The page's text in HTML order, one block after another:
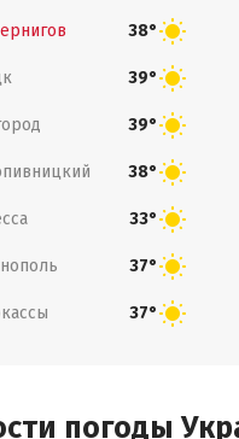
38°
39°
39°
38°
33°
37°
37°
погоды